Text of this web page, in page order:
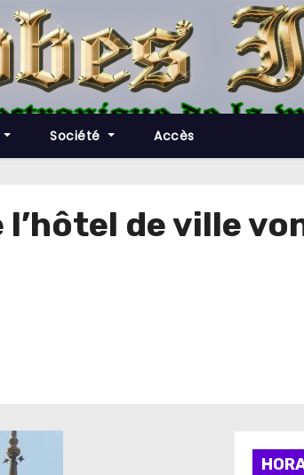
Société Accès
de ville